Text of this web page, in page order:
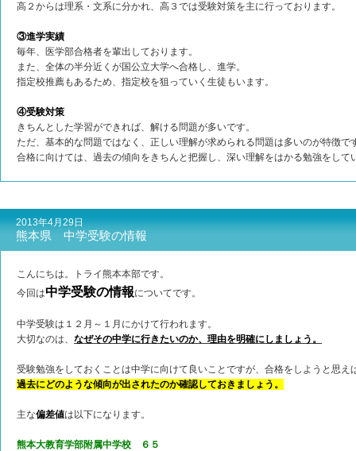
高２からは理系・文系に分かれ、高３では受験対策を主に行っております。
③進学実績
毎年、医学部合格者を輩出しております。
また、全体の半分近くが国公立大学へ合格し、進学。
指定校推薦もあるため、指定校を狙っていく生徒もいます。
④受験対策
きちんとした学習ができれば、解ける問題が多いです。
ただ、基本的な問題ではなく、正しい理解が求められる問題は多いのが特徴で
合格に向けては、過去の傾向をきちんと把握し、深い理解をはかる勉強をして
2013年4月29日
熊本県 中学受験の情報
こんにちは。トライ熊本本部です。
今回は中学受験の情報についてです。
中学受験は１２月～１月にかけて行われます。
大切なのは、 なぜその中学に行きたいのか、理由を明確にしましょう。
受験勉強をしておくことは中学に向けて良いことですが、合格をしようと思え
過去にどのような傾向が出されたのか確認しておきましょう。
主な偏差値は以下になります。
熊本大教育学部附属中学校 ６５